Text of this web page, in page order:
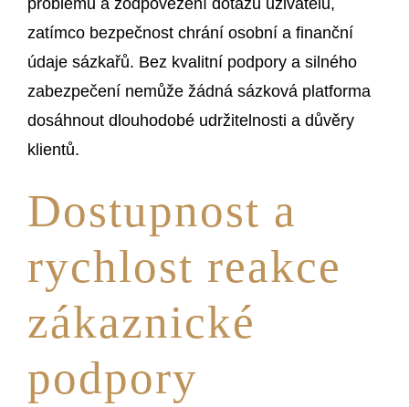
zatímco bezpečnost chrání osobní a finanční
údaje sázkařů. Bez kvalitní podpory a silného
zabezpečení nemůže žádná sázková platforma
dosáhnout dlouhodobé udržitelnosti a důvěry
klientů.
Dostupnost a
rychlost reakce
zákaznické
podpory